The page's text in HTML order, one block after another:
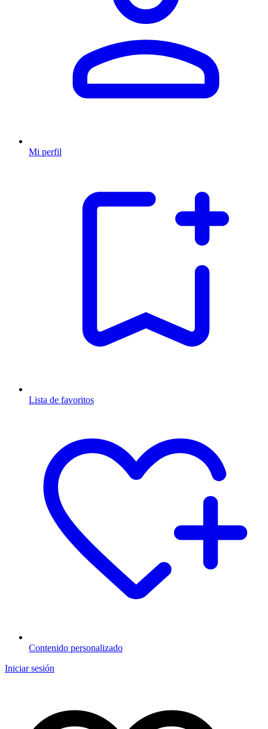
Mi perfil
Lista de favoritos
Contenido personalizado
Iniciar sesión